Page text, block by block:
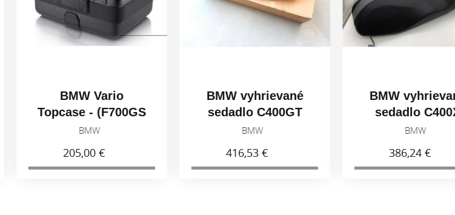
BMW Vario
Topcase - (F700GS
BMW vyhrievané
sedadlo C400GT
BMW vyhrievané
sedadlo C400X
52538405366